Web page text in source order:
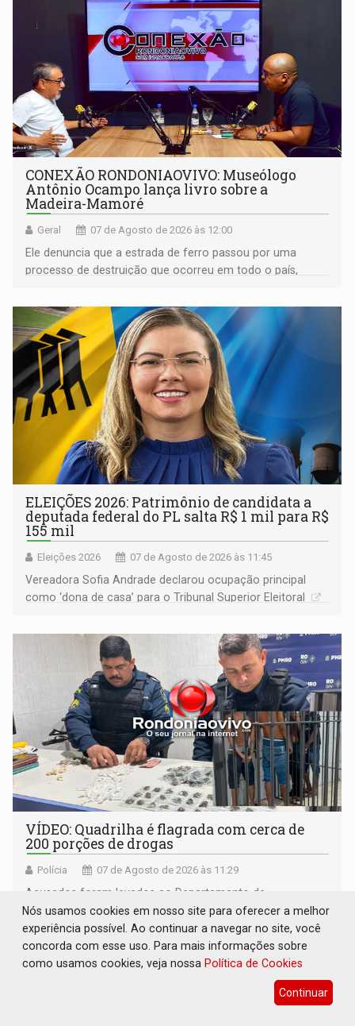
CONEXÃO RONDONIAOVIVO: Museólogo
Antônio Ocampo lança livro sobre a
Madeira-Mamoré
Geral 07 de Agosto de 2026 às 12:00
Ele denuncia que a estrada de ferro passou por uma
processo de destruição que ocorreu em todo o país,
ELEIÇÕES 2026: Patrimônio de candidata a
deputada federal do PL salta R$ 1 mil para R$
155 mil
Eleições 2026 07 de Agosto de 2026 às 11:45
Vereadora Sofia Andrade declarou ocupação principal
como ‘dona de casa’ para o Tribunal Superior Eleitoral
VÍDEO: Quadrilha é flagrada com cerca de
200 porções de drogas
Polícia 07 de Agosto de 2026 às 11:29
Acusados foram levados ao Departamento de
Flagrantes
Nós usamos cookies em nosso site para oferecer a melhor
experiência possível. Ao continuar a navegar no site, você
concorda com esse uso. Para mais informações sobre
como usamos cookies, veja nossa Política de Cookies
Continuar